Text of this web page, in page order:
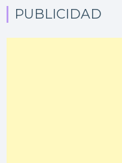
PUBLICIDAD